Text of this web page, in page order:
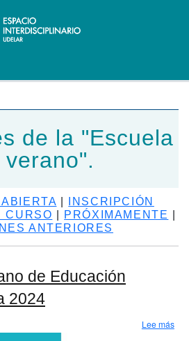
de la "Escuela
verano".
ABIERTA
INSCRIPCIÓN
CURSO
PRÓXIMAMENTE
ANTERIORES
de Educación
2024
Lee más